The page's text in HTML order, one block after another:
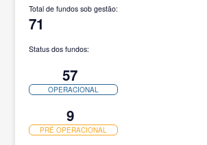
Total de fundos sob gestão:
71
Status dos fundos:
57
OPERACIONAL
9
PRÉ OPERACIONAL